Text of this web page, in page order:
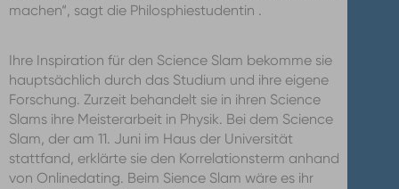
machen“, sagt die Philosphiestudentin .
Ihre Inspiration für den Science Slam bekomme sie
hauptsächlich durch das Studium und ihre eigene
Forschung. Zurzeit behandelt sie in ihren Science
Slams ihre Meisterarbeit in Physik. Bei dem Science
Slam, der am 11. Juni im Haus der Universität
stattfand, erklärte sie den Korrelationsterm anhand
von Onlinedating. Beim Sience Slam wäre es ihr